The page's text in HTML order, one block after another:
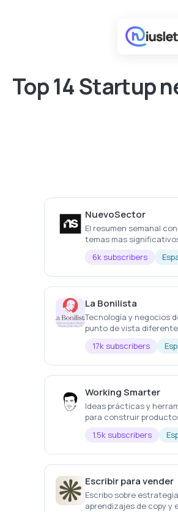
Top 14 Startup
NuevoSector
El resumen semanal
temas mas
y su ecosistema
6k subscribers
La Bonilista
Tecnología y negocios
punto de vista
las 11 de la mañana,
17k subscribers
Working Smarter
Ideas prácticas y
para construir
1.5k subscribers
Escribir para vender
Escribo sobre
aprendizajes de copy y